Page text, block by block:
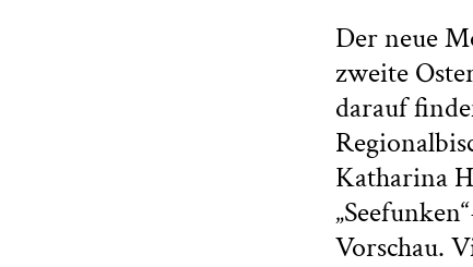
Der neue
zweite
darauf
Katharina
Vorschau.